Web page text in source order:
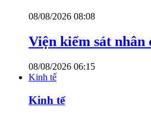
08/08/2026 08:08
Viện kiểm sát nhân
08/08/2026 06:15
Kinh tế
Kinh tế